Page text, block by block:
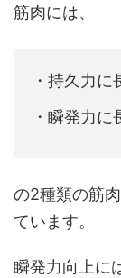
筋肉には、
・持久力に
・瞬発力に
の2種類の筋
ています。
瞬発力向上に